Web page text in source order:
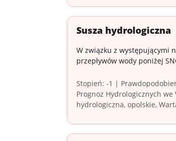
Susza hydrologiczna
W związku z występującymi
przepływów wody poniżej
Stopień: -1 |
Prognoz Hydrologicznych
hydrologiczna, opolskie,